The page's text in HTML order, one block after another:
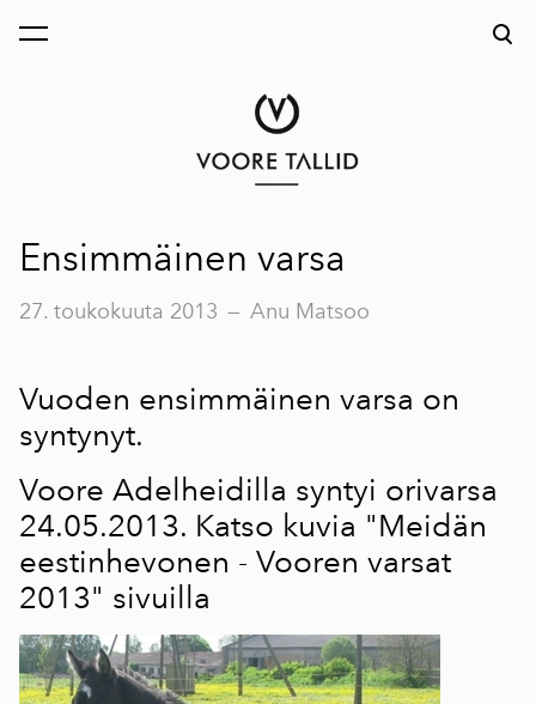
on lisätty ostoskoriin.
Ensimmäinen varsa
27. toukokuuta 2013 — Anu Matsoo
Vuoden ensimmäinen varsa on
syntynyt.
Voore Adelheidilla syntyi orivarsa
24.05.2013. Katso kuvia "Meidän
eestinhevonen - Vooren varsat
2013" sivuilla